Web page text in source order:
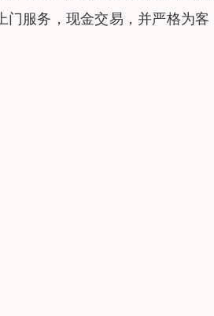
服务，现金交易，并严格为客